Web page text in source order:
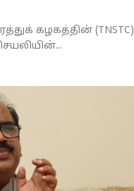
கழகத்தின் (TNSTC)